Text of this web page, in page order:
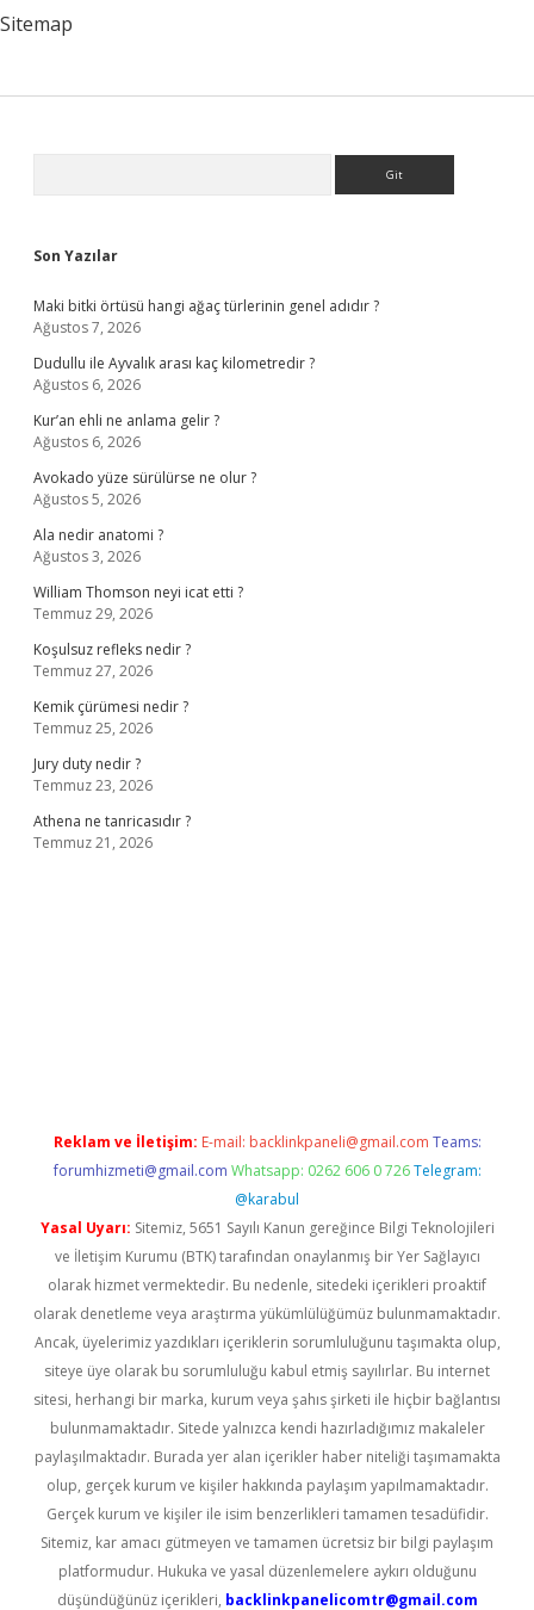
Sitemap
Son Yazılar
Maki bitki örtüsü hangi ağaç türlerinin genel adıdır ?
Ağustos 7, 2026
Dudullu ile Ayvalık arası kaç kilometredir ?
Ağustos 6, 2026
Kur’an ehli ne anlama gelir ?
Ağustos 6, 2026
Avokado yüze sürülürse ne olur ?
Ağustos 5, 2026
Ala nedir anatomi ?
Ağustos 3, 2026
William Thomson neyi icat etti ?
Temmuz 29, 2026
Koşulsuz refleks nedir ?
Temmuz 27, 2026
Kemik çürümesi nedir ?
Temmuz 25, 2026
Jury duty nedir ?
Temmuz 23, 2026
Athena ne tanricasıdır ?
Temmuz 21, 2026
Reklam ve İletişim: E-mail: backlinkpaneli@gmail.com Teams:
forumhizmeti@gmail.com Whatsapp: 0262 606 0 726 Telegram:
@karabul
Yasal Uyarı: Sitemiz, 5651 Sayılı Kanun gereğince Bilgi Teknolojileri
ve İletişim Kurumu (BTK) tarafından onaylanmış bir Yer Sağlayıcı
olarak hizmet vermektedir. Bu nedenle, sitedeki içerikleri proaktif
olarak denetleme veya araştırma yükümlülüğümüz bulunmamaktadır.
Ancak, üyelerimiz yazdıkları içeriklerin sorumluluğunu taşımakta olup,
siteye üye olarak bu sorumluluğu kabul etmiş sayılırlar. Bu internet
sitesi, herhangi bir marka, kurum veya şahıs şirketi ile hiçbir bağlantısı
bulunmamaktadır. Sitede yalnızca kendi hazırladığımız makaleler
paylaşılmaktadır. Burada yer alan içerikler haber niteliği taşımamakta
olup, gerçek kurum ve kişiler hakkında paylaşım yapılmamaktadır.
Gerçek kurum ve kişiler ile isim benzerlikleri tamamen tesadüfidir.
Sitemiz, kar amacı gütmeyen ve tamamen ücretsiz bir bilgi paylaşım
platformudur. Hukuka ve yasal düzenlemelere aykırı olduğunu
düşündüğünüz içerikleri, backlinkpanelicomtr@gmail.com